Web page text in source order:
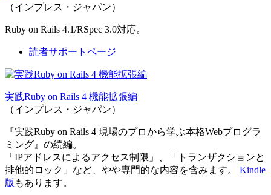
（インプレス・ジャパン）
Ruby on Rails 4.1/RSpec 3.0対応。
読者サポートページ
実践Ruby on Rails 4 機能拡張編
（インプレス・ジャパン）
『実践Ruby on Rails 4 現場のプロから学ぶ本格Webプログラ
ミング』の続編。
「IPアドレスによるアクセス制限」、「トランザクションと
排他的ロック」など、やや専門的な内容を含みます。 Kindle
版 もあります。